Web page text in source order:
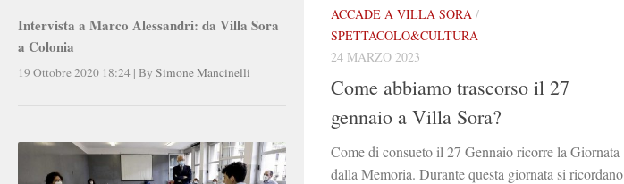
ACCADE A VILLA SORA /
SPETTACOLO&CULTURA
24 MARZO 2023
Come abbiamo trascorso il 27
gennaio a Villa Sora?
Come di consueto il 27 Gennaio ricorre la Giornata
dalla Memoria. Durante questa giornata si ricordano
Intervista a Marco Alessandri: da Villa Sora
a Colonia
19 Ottobre 2020 18:24 | By Simone Mancinelli